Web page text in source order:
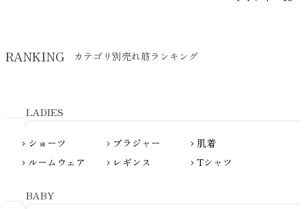
生活アートクラブ
nanadecor（ナナデェコール）
Haruulala（ハルウララ）
Lovingly Organics（ラビングリー）
Madame MO（マダムモー）
maggies（マギーズ）
MATONA（マトナ）
RANKING カテゴリ別売れ筋ランキング
LADIES
chevron_right ショーツ chevron_right ブラジャー chevron_right 肌着
chevron_right ルームウェア chevron_right レギンス chevron_rightTシャツ
BABY